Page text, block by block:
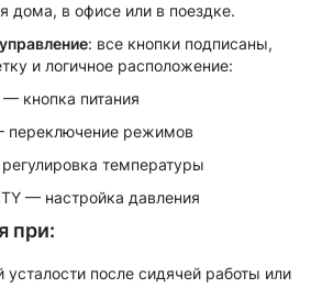
дома, в офисе или в поездке.
: все кнопки подписаны,
и логичное расположение:
— кнопка питания
переключение режимов
температуры
— настройка давления
при:
усталости после сидячей работы или